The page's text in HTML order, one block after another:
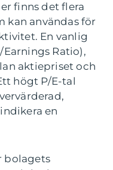
finns det flera
kan användas för
En vanlig
Ratio),
aktiepriset och
högt P/E-tal
en
bolagets